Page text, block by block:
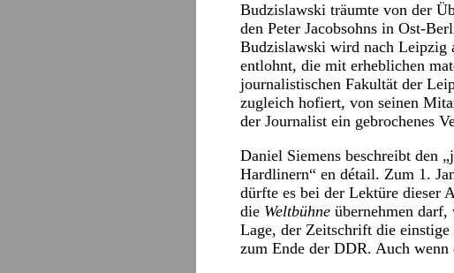
Budzislawski träumte von der
den Peter Jacobsohns in Ost-
Budzislawski wird nach Leipzig
entlohnt, die mit erheblichen
journalistischen Fakultät der
zugleich hofiert, von seinen
der Journalist ein gebrochenes
Daniel Siemens beschreibt den
Hardlinern“ en détail. Zum 1.
dürfte es bei der Lektüre dieser
die Weltbühne übernehmen
Lage, der Zeitschrift die
zum Ende der DDR. Auch